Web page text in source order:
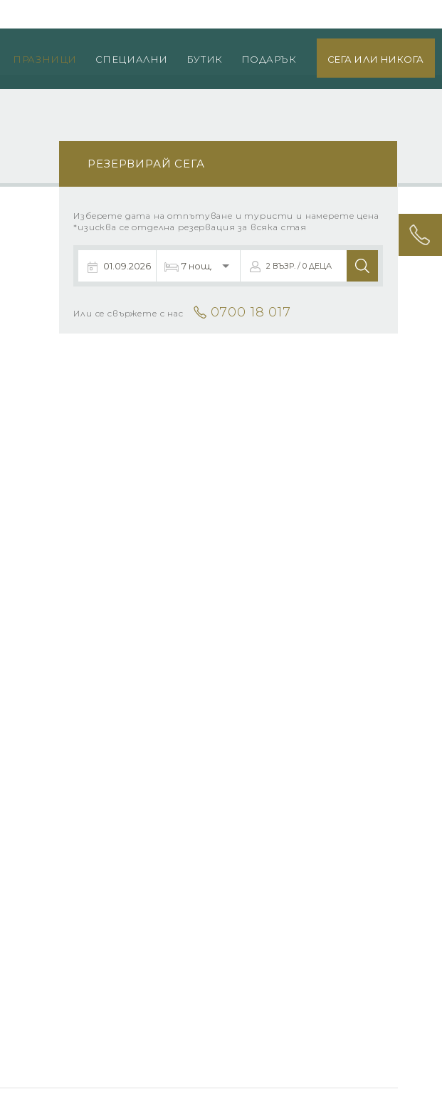
СЕГА ИЛИ НИКОГА
ПРАЗНИЦИ СПЕЦИАЛНИ БУТИК ПОДАРЪК
РЕЗЕРВИРАЙ СЕГА
Изберете дата на отпътуване и туристи и намерете цена
*изисква се отделна резервация за всяка стая
2 ВЪЗР. / 0 ДЕЦА
Или се свържете с нас 0700 18 017